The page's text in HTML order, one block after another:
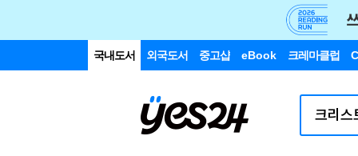
국내도서 외국도서 중고샵 eBook 크레마클럽